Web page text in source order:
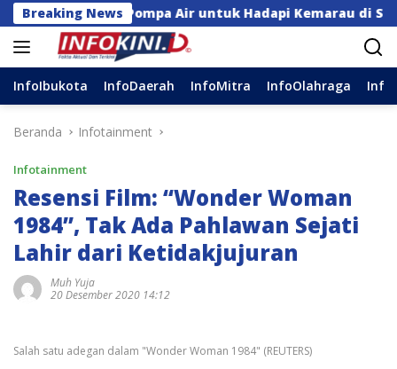
Langsung
ke
konten
Breaking News
Pompa Air untuk Hadapi Kemarau di Sulsel
InfoIbukota InfoDaerah InfoMitra InfoOlahraga
Beranda Infotainment
Infotainment
Resensi Film: “Wonder Woman
1984”, Tak Ada Pahlawan Sejati
Lahir dari Ketidakjujuran
Muh Yuja
20 Desember 2020 14:12
Salah satu adegan dalam "Wonder Woman 1984" (REUTERS)